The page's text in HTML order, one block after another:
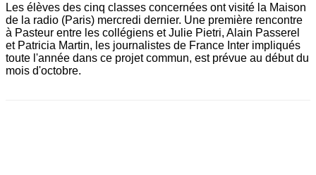
Les élèves des cinq classes concernées ont visité la Maison
de la radio (Paris) mercredi dernier. Une première rencontre
à Pasteur entre les collégiens et Julie Pietri, Alain Passerel
et Patricia Martin, les journalistes de France Inter impliqués
toute l'année dans ce projet commun, est prévue au début du
mois d'octobre.